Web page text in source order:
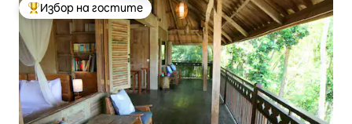
Най-популярен избор на гостите
Избор на гостите